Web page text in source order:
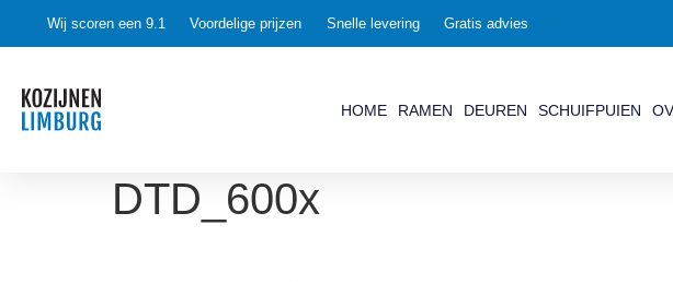
Wij scoren een 9.1 Voordelige prijzen Snelle levering Gratis advies
HOME RAMEN DEUREN SCHUIFPUIEN
DTD_600x